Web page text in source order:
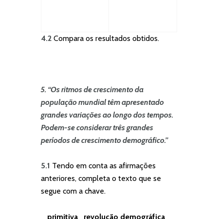
4.2 Compara os resultados obtidos.
5. “Os ritmos de crescimento da
população mundial têm apresentado
grandes variações ao longo dos tempos.
Podem-se considerar três grandes
períodos de crescimento demográfico.”
5.1 Tendo em conta as afirmações
anteriores, completa o texto que se
segue com a chave.
primitiva revolução demográfica